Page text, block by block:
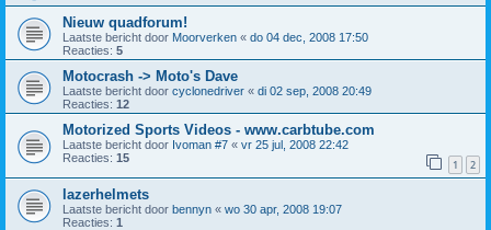
Nieuw quadforum!
Laatste bericht door Moorverken « do 04 dec, 2008 17:50
Reacties: 5
Motocrash -> Moto's Dave
Laatste bericht door cyclonedriver « di 02 sep, 2008 20:49
Reacties: 12
Motorized Sports Videos - www.carbtube.com
Laatste bericht door Ivoman #7 « vr 25 jul, 2008 22:42
Reacties: 15 1 2
lazerhelmets
Laatste bericht door bennyn « wo 30 apr, 2008 19:07
Reacties: 1